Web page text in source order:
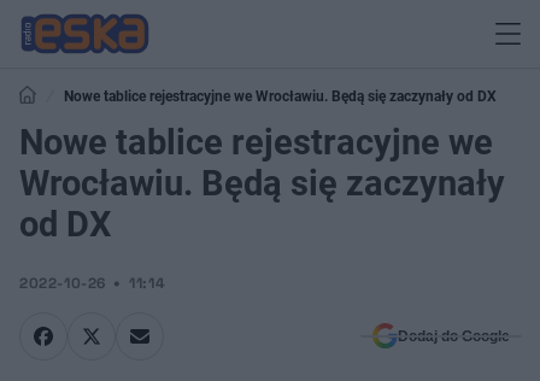
Nowe tablice rejestracyjne we Wrocławiu. Będą się zaczynały od DX
Nowe tablice rejestracyjne we
Wrocławiu. Będą się zaczynały
od DX
2022-10-26 11:14
Dodaj do Google